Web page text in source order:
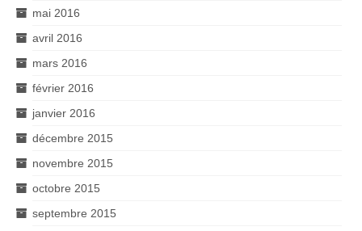
mai 2016
avril 2016
mars 2016
février 2016
janvier 2016
décembre 2015
novembre 2015
octobre 2015
septembre 2015